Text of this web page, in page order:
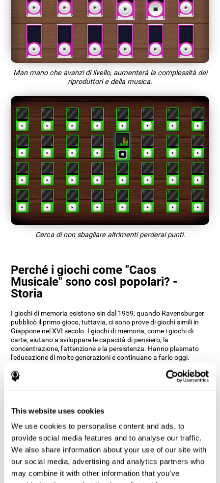
This website uses cookies
We use cookies to personalise content and ads, to
provide social media features and to analyse our traffic.
We also share information about your use of our site with
our social media, advertising and analytics partners who
may combine it with other information that you’ve
Man mano che avanzi di livello, aumenterà la complessità dei
riproduttori e della musica.
Cerca di non sbagliare altrimenti perderai punti.
Perché i giochi come "Caos
Musicale" sono così popolari? -
Storia
I giochi di memoria esistono sin dal 1959, quando Ravensburger
pubblicò il primo gioco, tuttavia, ci sono prove di giochi simili in
Giappone nel XVI secolo. I giochi di memoria, come i giochi di
carte, aiutano a sviluppare le capacità di pensiero, la
concentrazione, l'attenzione e la persistenza. Hanno plasmato
l'educazione di molte generazioni e continuano a farlo oggi.
CogniFit ha deciso di sfruttare tutti i vantaggi del gioco di
memoria originale e di trasformarlo in un gioco di percezione
l'utente ad allenare le sue orecchie e le sue capacità cognitive
associate all'udito.
Come migliora il gioco mentale
"Caos Musicale" le mie abilità
cognitive?
Giocare ripetutamente e allenarsi con costanza a giochi come